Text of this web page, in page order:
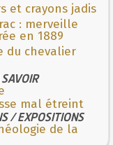
et crayons jadis
: merveille
en 1889
du chevalier
mal étreint
/ EXPOSITIONS
de la